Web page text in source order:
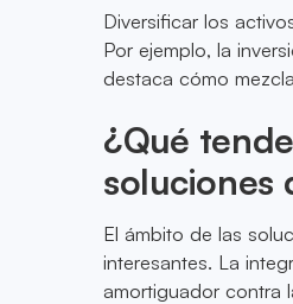
Diversificar los
Por ejemplo, la
destaca cómo
¿Qué
soluciones
El ámbito de las
interesantes. La
amortiguador contra